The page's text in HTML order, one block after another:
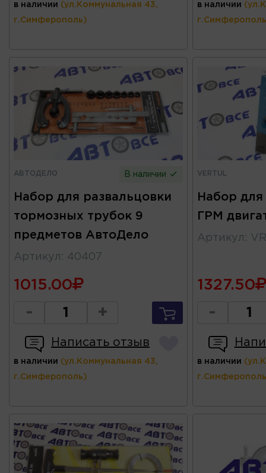
в наличии (ул.Коммунальная 43,
г.Симферополь)
в наличии
АВТОДЕЛО В наличии
Набор для развальцовки
тормозных трубок 9
предметов АвтоДело
Артикул : 40407
1015.00
- +
Написать отзыв
в наличии (ул.Коммунальная 43,
г.Симферополь)
VERTUL
Набор для
ГРМ
Артикул :
1327.50
-
в наличии